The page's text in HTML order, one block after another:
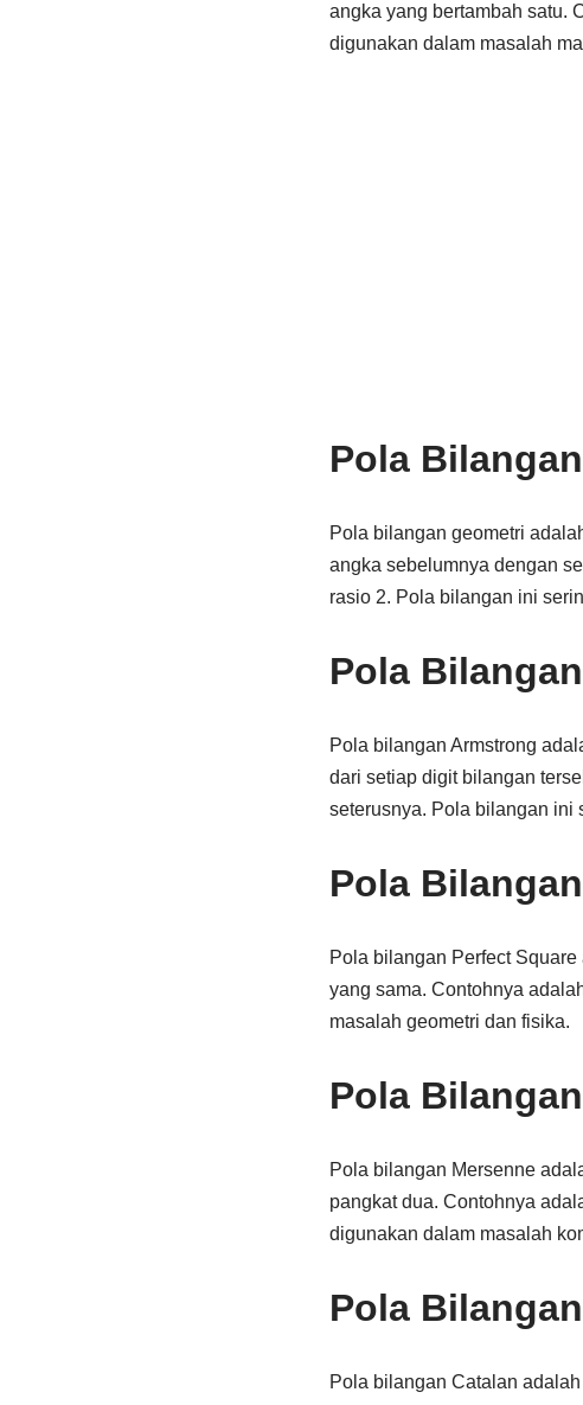
angka yang bertambah satu.
digunakan dalam masalah
Pola
Pola bilangan geometri
angka sebelumnya dengan
rasio 2. Pola bilangan ini
Pola
Pola bilangan Armstrong
dari setiap digit bilangan
seterusnya. Pola bilangan ini
Pola
Pola bilangan Perfect
yang sama. Contohnya
masalah geometri dan fisika.
Pola
Pola bilangan Mersenne
pangkat dua. Contohnya
digunakan dalam masalah
Pola
Pola bilangan Catalan